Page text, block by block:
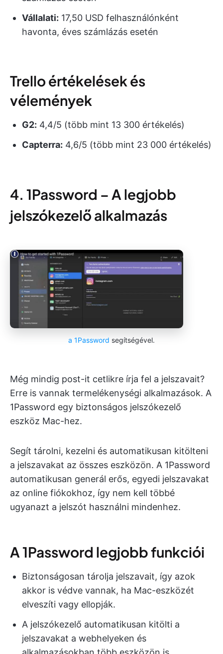
Vállalati: 17,50 USD felhasználónként
havonta, éves számlázás esetén
Trello értékelések és
vélemények
G2: 4,4/5 (több mint 13 300 értékelés)
Capterra: 4,6/5 (több mint 23 000 értékelés)
4. 1Password – A legjobb
jelszókezelő alkalmazás
a 1Password segítségével.
Még mindig post-it cetlikre írja fel a jelszavait?
Erre is vannak termelékenységi alkalmazások. A
1Password egy biztonságos jelszókezelő
eszköz Mac-hez.
Segít tárolni, kezelni és automatikusan kitölteni
a jelszavakat az összes eszközön. A 1Password
automatikusan generál erős, egyedi jelszavakat
az online fiókokhoz, így nem kell többé
ugyanazt a jelszót használni mindenhez.
A 1Password legjobb funkciói
Biztonságosan tárolja jelszavait, így azok
akkor is védve vannak, ha Mac-eszközét
elveszíti vagy ellopják.
A jelszókezelő automatikusan kitölti a
jelszavakat a webhelyeken és